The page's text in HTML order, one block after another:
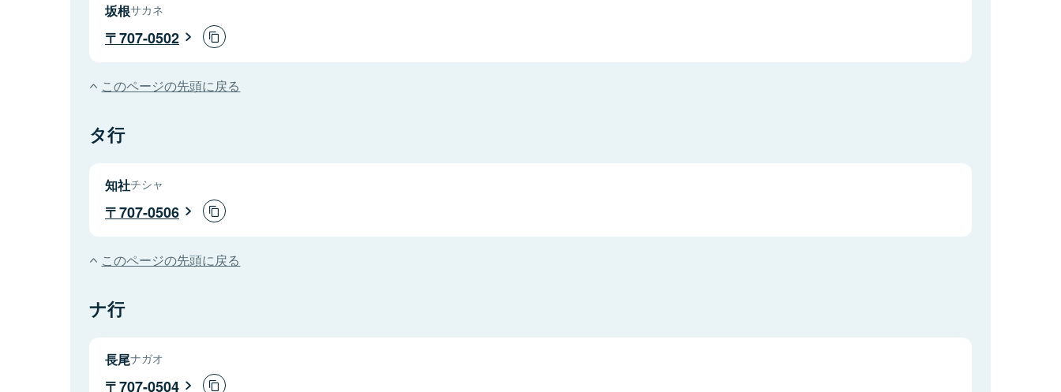
坂根サカネ
707-0502
このページの先頭に戻る
タ行
知社チシャ
707-0506
このページの先頭に戻る
ナ行
長尾ナガオ
707-0504